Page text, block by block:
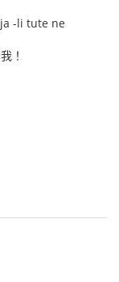
-li tute ne
！